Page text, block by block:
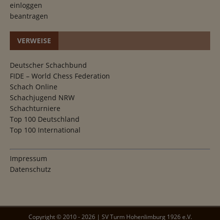
einloggen
beantragen
VERWEISE
Deutscher Schachbund
FIDE – World Chess Federation
Schach Online
Schachjugend NRW
Schachturniere
Top 100 Deutschland
Top 100 International
Impressum
Datenschutz
Copyright ©2010-2026| SV Turm Hohenlimburg 1926 e.V.